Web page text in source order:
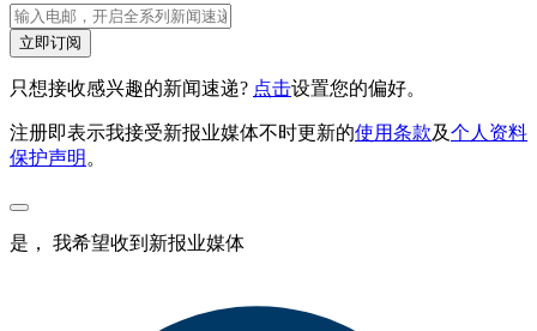
立即订阅
只想接收感兴趣的新闻速递? 点击设置您的偏好。
注册即表示我接受新报业媒体不时更新的使用条款及个人资料
保护声明 。
是， 我希望收到新报业媒体